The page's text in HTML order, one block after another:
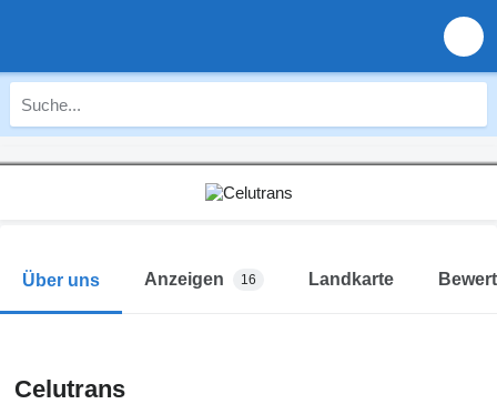
Über uns Anzeigen 16 Landkarte
Celutrans